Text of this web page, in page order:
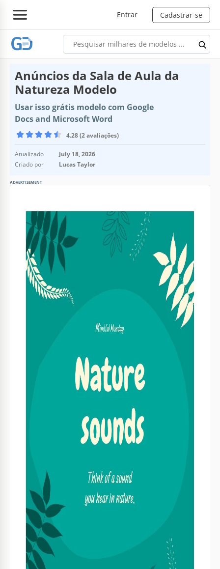
Entrar Cadastrar-se
Anúncios da Sala de Aula da
Natureza Modelo
Usar isso grátis modelo com Google
Docs and Microsoft Word
4.28 (2 avaliações)
Atualizado
July 18, 2026
Criado por
Lucas Taylor
ADVERTISEMENT